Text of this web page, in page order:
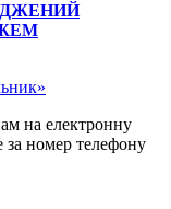
на електронну
за номер телефону